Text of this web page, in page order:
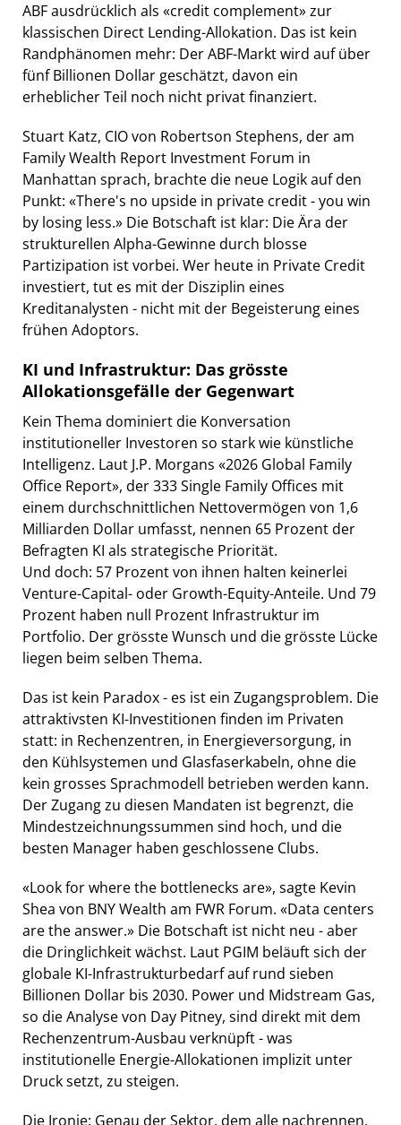
ABF ausdrücklich als «credit complement» zur
klassischen Direct Lending-Allokation. Das ist kein
Randphänomen mehr: Der ABF-Markt wird auf über
fünf Billionen Dollar geschätzt, davon ein
erheblicher Teil noch nicht privat finanziert.
Stuart Katz, CIO von Robertson Stephens, der am
Family Wealth Report Investment Forum in
Manhattan sprach, brachte die neue Logik auf den
Punkt: «There's no upside in private credit - you win
by losing less.» Die Botschaft ist klar: Die Ära der
strukturellen Alpha-Gewinne durch blosse
Partizipation ist vorbei. Wer heute in Private Credit
investiert, tut es mit der Disziplin eines
Kreditanalysten - nicht mit der Begeisterung eines
frühen Adoptors.
KI und Infrastruktur: Das grösste
Allokationsgefälle der Gegenwart
Kein Thema dominiert die Konversation
institutioneller Investoren so stark wie künstliche
Intelligenz. Laut J.P. Morgans «2026 Global Family
Office Report», der 333 Single Family Offices mit
einem durchschnittlichen Nettovermögen von 1,6
Milliarden Dollar umfasst, nennen 65 Prozent der
Befragten KI als strategische Priorität.
Und doch: 57 Prozent von ihnen halten keinerlei
Venture-Capital- oder Growth-Equity-Anteile. Und 79
Prozent haben null Prozent Infrastruktur im
Portfolio. Der grösste Wunsch und die grösste Lücke
liegen beim selben Thema.
Das ist kein Paradox - es ist ein Zugangsproblem. Die
attraktivsten KI-Investitionen finden im Privaten
statt: in Rechenzentren, in Energieversorgung, in
den Kühlsystemen und Glasfaserkabeln, ohne die
kein grosses Sprachmodell betrieben werden kann.
Der Zugang zu diesen Mandaten ist begrenzt, die
Mindestzeichnungssummen sind hoch, und die
besten Manager haben geschlossene Clubs.
«Look for where the bottlenecks are», sagte Kevin
Shea von BNY Wealth am FWR Forum. «Data centers
are the answer.» Die Botschaft ist nicht neu - aber
die Dringlichkeit wächst. Laut PGIM beläuft sich der
globale KI-Infrastrukturbedarf auf rund sieben
Billionen Dollar bis 2030. Power und Midstream Gas,
so die Analyse von Day Pitney, sind direkt mit dem
Rechenzentrum-Ausbau verknüpft - was
institutionelle Energie-Allokationen implizit unter
Druck setzt, zu steigen.
Die Ironie: Genau der Sektor, dem alle nachrennen,